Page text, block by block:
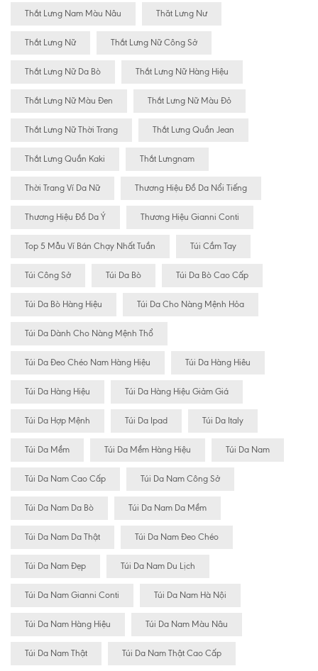
Thắt Lưng Nam Màu Nâu Thăt Lưng Nư
Thắt Lưng Nữ Thắt Lưng Nữ Công Sở
Thắt Lưng Nữ Da Bò Thắt Lưng Nữ Hàng Hiệu
Thắt Lưng Nữ Màu Đen Thắt Lưng Nữ Màu Đỏ
Thắt Lưng Nữ Thời Trang Thắt Lưng Quần Jean
Thắt Lưng Quần Kaki Thắt Lưngnam
Thời Trang Ví Da Nữ Thương Hiệu Đồ Da Nổi Tiếng
Thương Hiệu Đồ Da Ý Thương Hiệu Gianni Conti
Top 5 Mẫu Ví Bán Chạy Nhất Tuần Túi Cầm Tay
Túi Công Sở Túi Da Bò Túi Da Bò Cao Cấp
Túi Da Bò Hàng Hiệu Túi Da Cho Nàng Mệnh Hỏa
Túi Da Dành Cho Nàng Mệnh Thổ
Túi Da Đeo Chéo Nam Hàng Hiệu Túi Da Hàng Hiêu
Túi Da Hàng Hiệu Túi Da Hàng Hiệu Giảm Giá
Túi Da Hợp Mệnh Túi Da Ipad Túi Da Italy
Túi Da Mềm Túi Da Mềm Hàng Hiệu Túi Da Nam
Túi Da Nam Cao Cấp Túi Da Nam Công Sở
Túi Da Nam Da Bò Túi Da Nam Da Mềm
Túi Da Nam Da Thật Túi Da Nam Đeo Chéo
Túi Da Nam Đẹp Túi Da Nam Du Lịch
Túi Da Nam Gianni Conti Túi Da Nam Hà Nội
Túi Da Nam Hàng Hiệu Túi Da Nam Màu Nâu
Túi Da Nam Thật Túi Da Nam Thật Cao Cấp